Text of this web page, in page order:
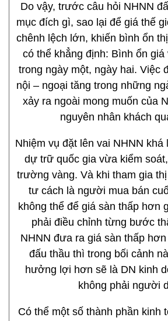
Do vậy, trước câu hỏi NHNN
mục đích gì, sao lại để giá thế
chênh lệch lớn, khiến bình ổn
có thể khẳng định: Bình ổn giá
trong ngày một, ngày hai. Việc
nội – ngoại tăng trong những
xảy ra ngoài mong muốn của
nguyên nhân khách
Nhiệm vụ đặt lên vai NHNN
dự trữ quốc gia vừa kiểm
trường vàng. Và khi tham gia
tư cách là người mua bán
không thể để giá sàn thấp hơn
phải điều chỉnh từng bước
NHNN đưa ra giá sàn thấp
đấu thầu thì trong bối cảnh
hưởng lợi hơn sẽ là DN kinh
không phải người
Có thể một số thành phần kinh